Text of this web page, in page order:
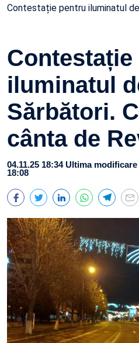
Contestație pentru iluminatul
iluminatul
Sărbători.
cânta de
04.11.25 18:34 Ultima modificare
18:08